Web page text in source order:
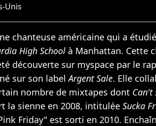
Unis
chanteuse américaine qui a
High School à Manhattan. Cette
découverte sur myspace par le
sur son labelArgent Sale. Elle
nombre de mixtapes dont Can't
la sienne en 2008, intitulée Sucka
Friday" est sorti en 2010.